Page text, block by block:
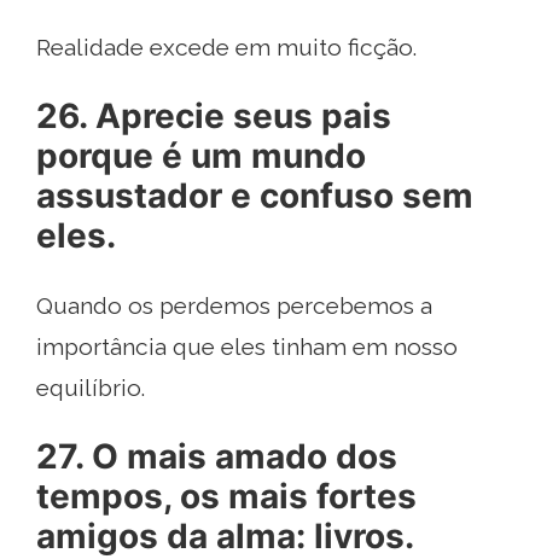
Realidade excede em muito ficção.
26. Aprecie seus pais
porque é um mundo
assustador e confuso sem
eles.
Quando os perdemos percebemos a
importância que eles tinham em nosso
equilíbrio.
27. O mais amado dos
tempos, os mais fortes
amigos da alma: livros.